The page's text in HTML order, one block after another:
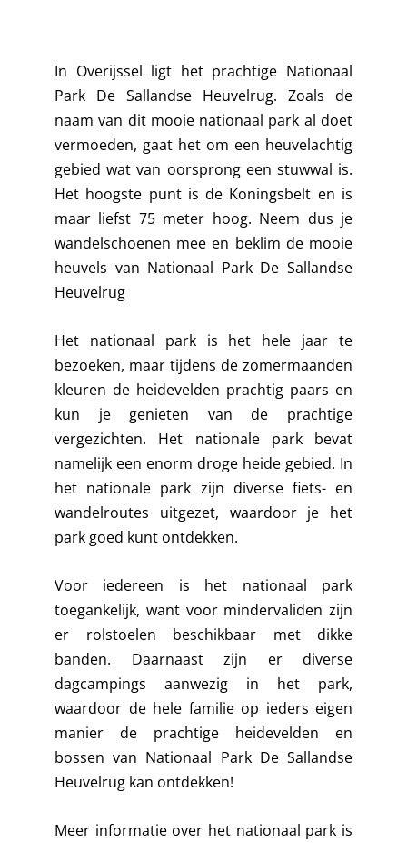
In Overijssel ligt het prachtige Nationaal
Park De Sallandse Heuvelrug. Zoals de
naam van dit mooie nationaal park al doet
vermoeden, gaat het om een heuvelachtig
gebied wat van oorsprong een stuwwal is.
Het hoogste punt is de Koningsbelt en is
maar liefst 75 meter hoog. Neem dus je
wandelschoenen mee en beklim de mooie
heuvels van Nationaal Park De Sallandse
Heuvelrug
Het nationaal park is het hele jaar te
bezoeken, maar tijdens de zomermaanden
kleuren de heidevelden prachtig paars en
kun je genieten van de prachtige
vergezichten. Het nationale park bevat
namelijk een enorm droge heide gebied. In
het nationale park zijn diverse fiets- en
wandelroutes uitgezet, waardoor je het
park goed kunt ontdekken.
Voor iedereen is het nationaal park
toegankelijk, want voor mindervaliden zijn
er rolstoelen beschikbaar met dikke
banden. Daarnaast zijn er diverse
dagcampings aanwezig in het park,
waardoor de hele familie op ieders eigen
manier de prachtige heidevelden en
bossen van Nationaal Park De Sallandse
Heuvelrug kan ontdekken!
Meer informatie over het nationaal park is